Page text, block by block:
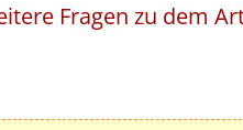
Fragen zu dem